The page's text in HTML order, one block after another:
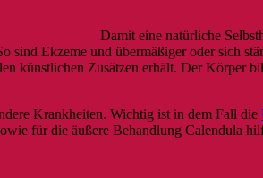
Damit eine natürliche
sind Ekzeme und übermäßiger oder sich
künstlichen Zusätzen erhält. Der Körper
Krankheiten. Wichtig ist in dem Fall die
für die äußere Behandlung Calendula